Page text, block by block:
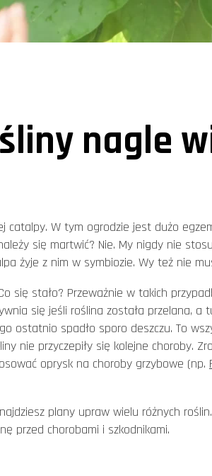
nagle
catalpy. W tym ogrodzie jest dużo
się martwić? Nie. My nigdy nie
żyje z nim w symbiozie. Wy też nie
się stało? Przeważnie w takich
się jeśli roślina została przelana, a
ostatnio spadło sporo deszczu. To
nie przyczepiły się kolejne choroby.
oprysk na choroby grzybowe (np.
plany upraw wielu różnych
przed chorobami i szkodnikami.